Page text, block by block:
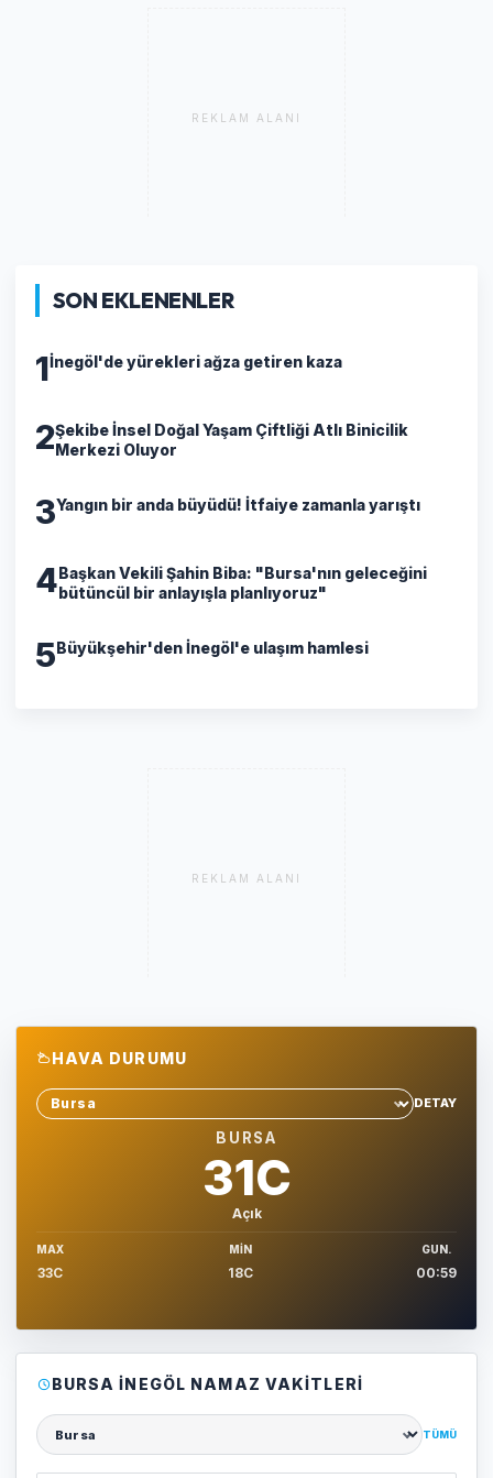
REKLAM ALANI
SON EKLENENLER
1İnegöl'de yürekleri ağza getiren kaza
2Şekibe İnsel Doğal Yaşam Çiftliği Atlı Binicilik
Merkezi Oluyor
3Yangın bir anda büyüdü! İtfaiye zamanla yarıştı
4Başkan Vekili Şahin Biba: "Bursa'nın geleceğini
bütüncül bir anlayışla planlıyoruz"
5Büyükşehir'den İnegöl'e ulaşım hamlesi
REKLAM ALANI
HAVA DURUMU
Sehir sec
DETAY
BURSA
31C
Açık
MAX
33C
MIN
18C
GUN.
00:59
BURSA İNEGÖL NAMAZ VAKITLERI
Şehir seçin
TÜMÜ